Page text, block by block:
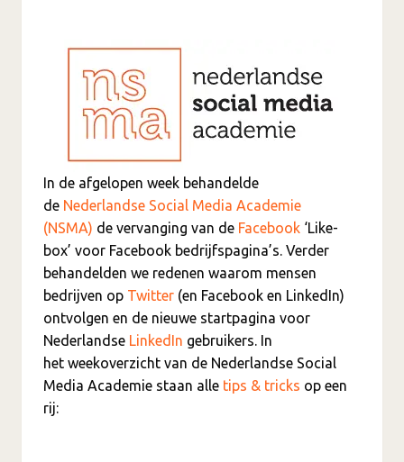
In de afgelopen week behandelde
de Nederlandse Social Media Academie
(NSMA) de vervanging van de Facebook ‘Like-
box’ voor Facebook bedrijfspagina’s. Verder
behandelden we redenen waarom mensen
bedrijven op Twitter (en Facebook en LinkedIn)
ontvolgen en de nieuwe startpagina voor
Nederlandse LinkedIn gebruikers. In
het weekoverzicht van de Nederlandse Social
Media Academie staan alle tips & tricks op een
rij: